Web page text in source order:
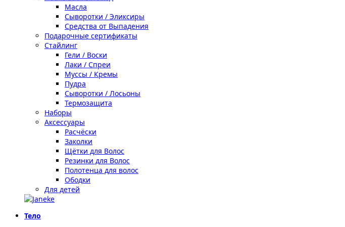
Масла
Сыворотки / Эликсиры
Средства от Выпадения
Подарочные сертификаты
Стайлинг
Гели / Воски
Лаки / Спреи
Муссы / Кремы
Пудра
Сыворотки / Лосьоны
Термозащита
Наборы
Аксессуары
Расчёски
Заколки
Щётки для Волос
Резинки для Волос
Полотенца для волос
Ободки
Для детей
Тело